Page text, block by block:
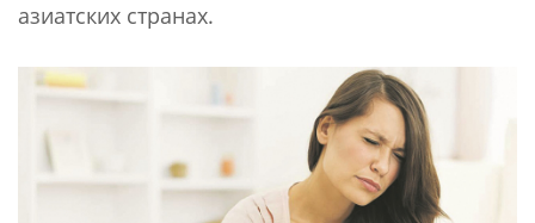
азиатских странах.